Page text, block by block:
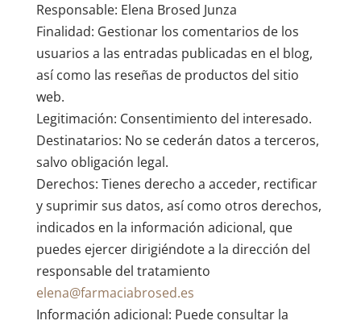
Responsable: Elena Brosed Junza
Finalidad: Gestionar los comentarios de los
usuarios a las entradas publicadas en el blog,
así como las reseñas de productos del sitio
web.
Legitimación: Consentimiento del interesado.
Destinatarios: No se cederán datos a terceros,
salvo obligación legal.
Derechos: Tienes derecho a acceder, rectificar
y suprimir sus datos, así como otros derechos,
indicados en la información adicional, que
puedes ejercer dirigiéndote a la dirección del
responsable del tratamiento
elena@farmaciabrosed.es
Información adicional: Puede consultar la